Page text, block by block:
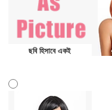
ছবি হিসাবে একই